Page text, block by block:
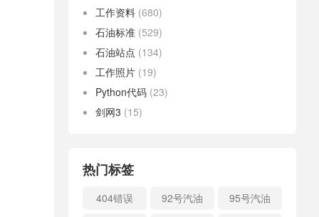
工作资料 (680)
石油标准 (529)
石油站点 (134)
工作照片 (19)
Python代码 (23)
剑网3 (15)
热门标签
404错误 92号汽油
95号汽油